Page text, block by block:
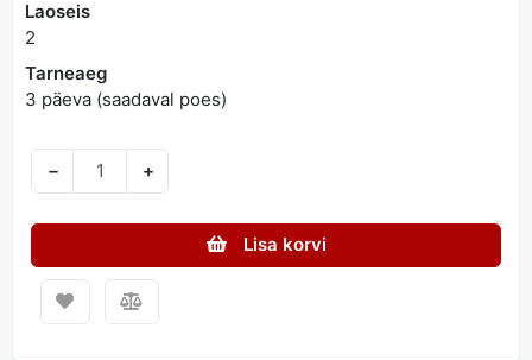
Laoseis
2
Tarneaeg
3 päeva (saadaval poes)
− +
Lisa korvi